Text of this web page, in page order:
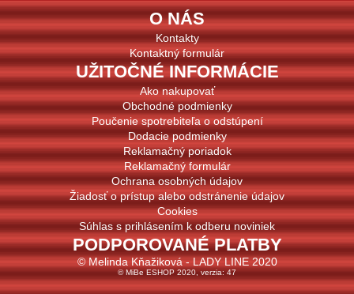
O NÁS
Kontakty
Kontaktný formulár
UŽITOČNÉ INFORMÁCIE
Ako nakupovať
Obchodné podmienky
Poučenie spotrebiteľa o odstúpení
Dodacie podmienky
Reklamačný poriadok
Reklamačný formulár
Ochrana osobných údajov
Žiadosť o prístup alebo odstránenie údajov
Cookies
Súhlas s prihlásením k odberu noviniek
PODPOROVANÉ PLATBY
© Melinda Kňažiková - LADY LINE 2020
© MiBe ESHOP 2020, verzia: 47